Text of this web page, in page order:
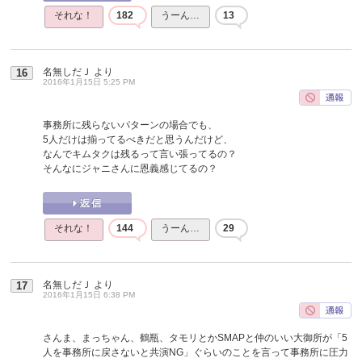
それな！ 182 うーん… 13
16 名無しだＪ より
2016年1月15日 5:25 PM
事務所に残らないパターンの場合でも、
5人だけは揃ってるべきだと思うんだけど、
なんでキムタクは残るって言い張ってるの？
そんなにジャニさんに恩義感じてるの？
それな！ 144 うーん… 29
17 名無しだＪ より
2016年1月15日 6:38 PM
さんま、まっちゃん、鶴瓶、タモリとかSMAPと仲のいい大御所が「5
人を事務所に戻さないと共演NG」ぐらいのことを言って事務所に圧力